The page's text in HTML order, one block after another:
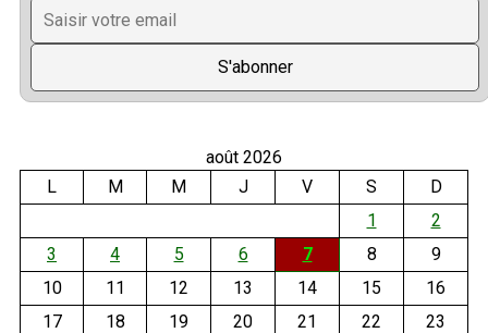
août 2026
L
M M J V S
D
1
2
3
4 5 6 7 8
9
10
11 12 13 14 15
16
17
18 19 20 21 22
23